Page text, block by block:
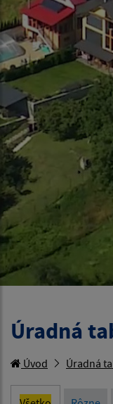
Úradná
Úvod Úradná